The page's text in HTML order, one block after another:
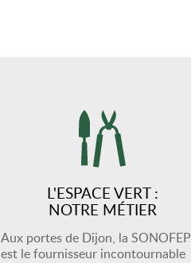
L'ESPACE VERT :
NOTRE MÉTIER
Aux portes de Dijon, la SONOFEP
est le fournisseur incontournable